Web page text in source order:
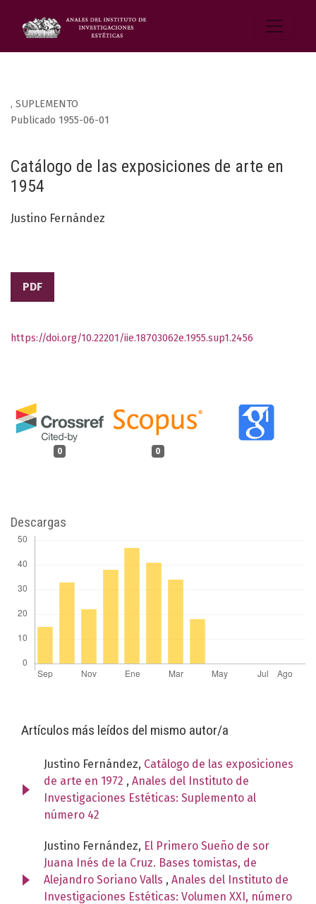
, SUPLEMENTO
Catálogo de las exposiciones de arte en
1954
Publicado 1955-06-01
Justino Fernández
PDF
0 0
https://doi.org/10.22201/iie.18703062e.1955.sup1.2456
Descargas
Artículos más leídos del mismo autor/a
Justino Fernández, Catálogo de las exposiciones
de arte en 1972 , Anales del Instituto de
Investigaciones Estéticas: Suplemento al
número 42
Justino Fernández, El Primero Sueño de sor
Juana Inés de la Cruz. Bases tomistas, de
Alejandro Soriano Valls , Anales del Instituto de
Investigaciones Estéticas: Volumen XXI, número